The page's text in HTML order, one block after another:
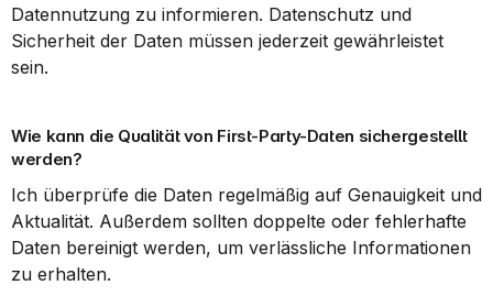
Datennutzung zu informieren. Datenschutz und
Sicherheit der Daten müssen jederzeit gewährleistet
sein.
Wie kann die Qualität von First-Party-Daten sichergestellt
werden?
Ich überprüfe die Daten regelmäßig auf Genauigkeit und
Aktualität. Außerdem sollten doppelte oder fehlerhafte
Daten bereinigt werden, um verlässliche Informationen
zu erhalten.